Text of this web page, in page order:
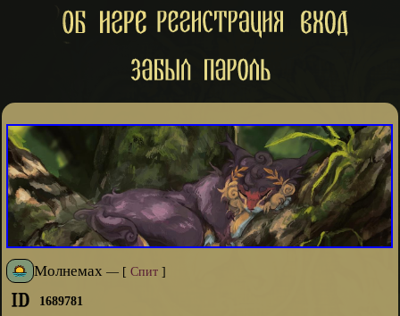
Молнемах — [ Спит]
1689781